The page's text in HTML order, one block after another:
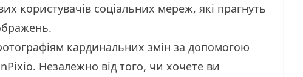
користувачів соціальних мереж, які прагнуть
кардинальних змін за допомогою
Незалежно від того, чи хочете ви